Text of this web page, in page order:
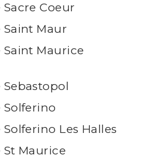
Coeur
Maur
Maurice
Les Halles
Maurice